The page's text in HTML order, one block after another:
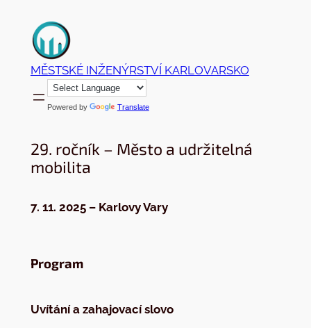
obsah
MĚSTSKÉ INŽENÝRSTVÍ KARLOVARSKO
Powered by Translate
29. ročník – Město a udržitelná
mobilita
7. 11. 2025 – Karlovy Vary
Program
Uvítání a zahajovací slovo